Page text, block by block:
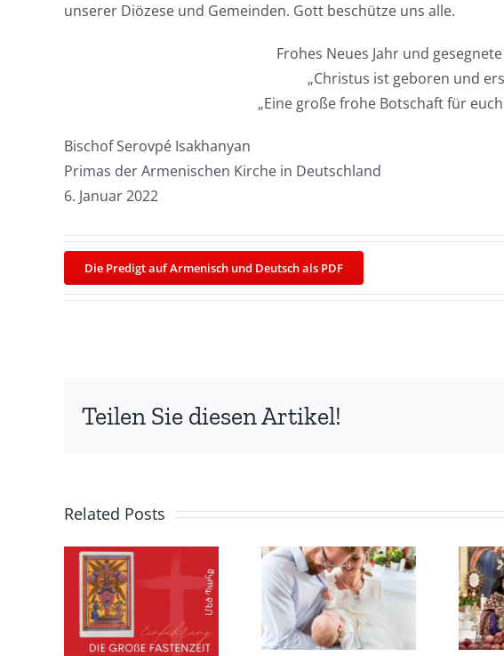
unserer Diözese und Gemeinden. Gott beschütze uns alle.
Frohes Neues Jahr und
„Christus ist geboren und
„Eine große frohe Botschaft für
Bischof Serovpé Isakhanyan
Primas der Armenischen Kirche in Deutschland
6. Januar 2022
Die Predigt auf Armenisch und Deutsch als PDF
Teilen Sie diesen Artikel!
Related Posts